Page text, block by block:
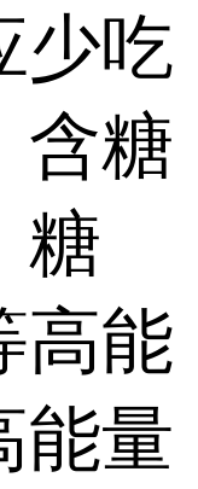
少吃
含糖
糖
高能
能量